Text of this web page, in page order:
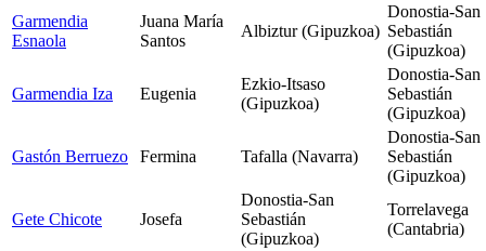
Garmendia
Esnaola
Juana María
Santos
Albiztur (Gipuzkoa)
Donostia-San
Sebastián
(Gipuzkoa)
Garmendia Iza Eugenia
Ezkio-Itsaso
(Gipuzkoa)
Donostia-San
Sebastián
(Gipuzkoa)
Gastón Berruezo Fermina Tafalla (Navarra)
Donostia-San
Sebastián
(Gipuzkoa)
Gete Chicote Josefa
Donostia-San
Sebastián
(Gipuzkoa)
Torrelavega
(Cantabria)